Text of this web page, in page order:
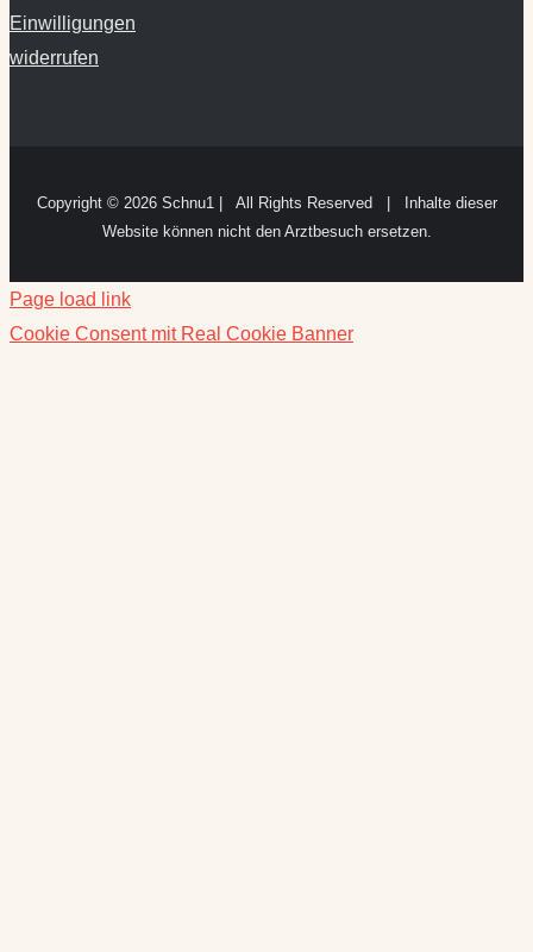
Einwilligungen
widerrufen
Copyright © 2026 Schnu1 | All Rights Reserved | Inhalte dieser
Website können nicht den Arztbesuch ersetzen.
Page load link
Cookie Consent mit Real Cookie Banner